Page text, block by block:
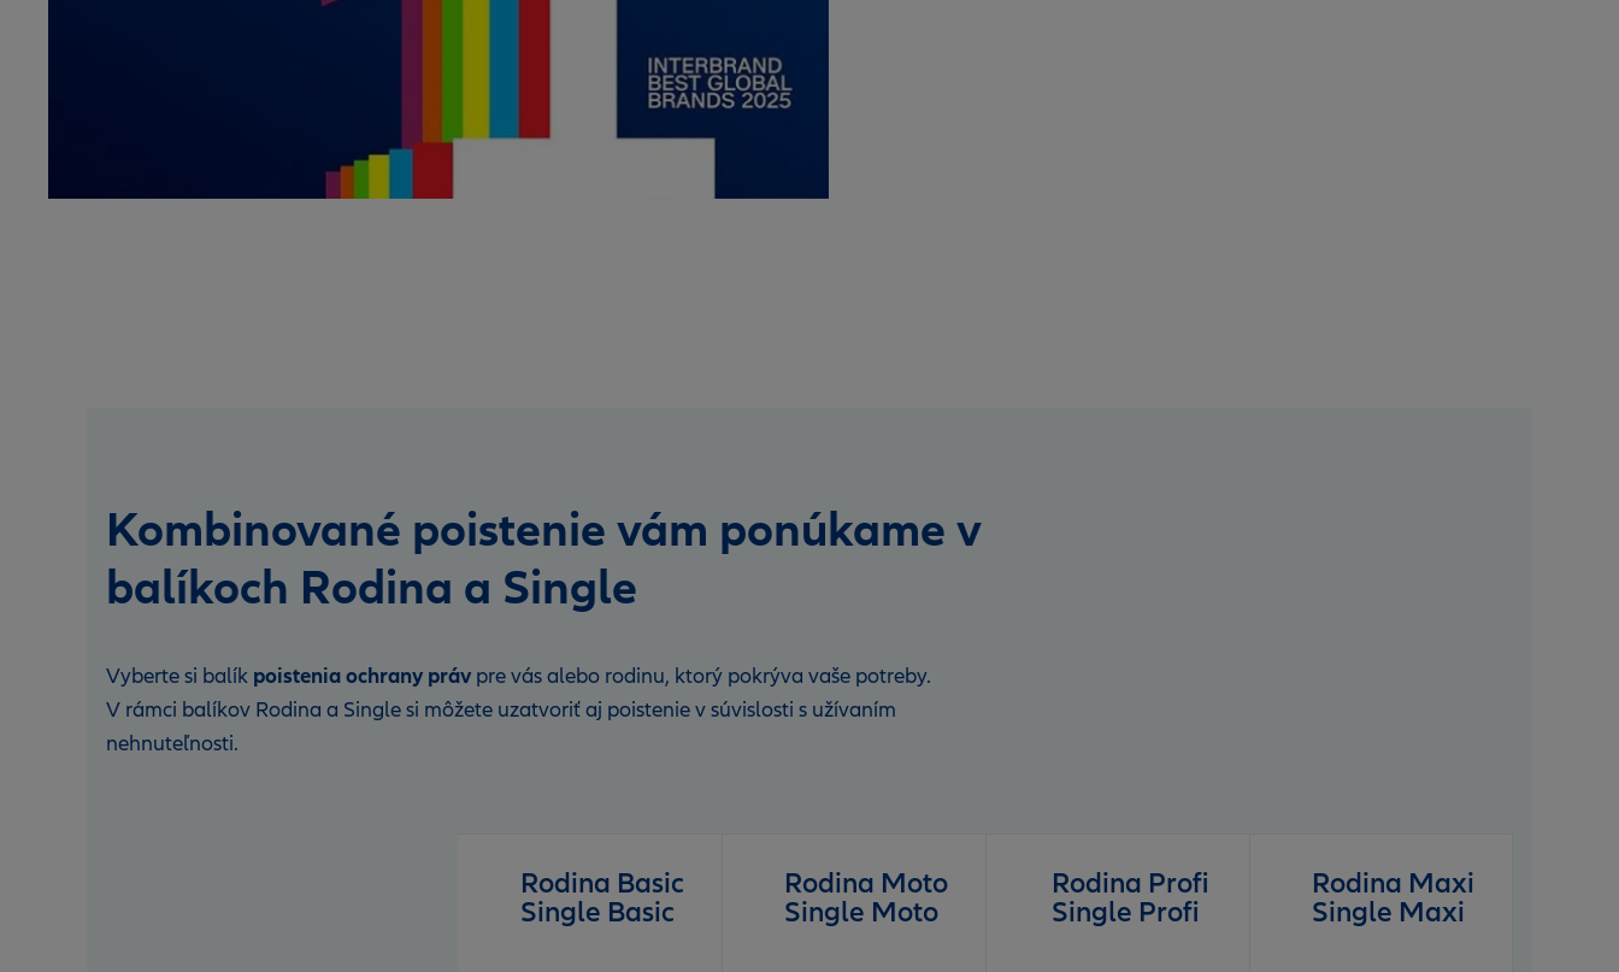
Kombinované poistenie vám ponúkame v
balíkoch Rodina a Single
Vyberte si balík poistenia ochrany práv pre vás alebo rodinu, ktorý pokrýva vaše potreby.
V rámci balíkov Rodina a Single si môžete uzatvoriť aj poistenie v súvislosti s užívaním
nehnuteľnosti.
Rodina Basic
Single Basic
Rodina Moto
Single Moto
Rodina Profi
Single Profi
Rodina Maxi
Single Maxi